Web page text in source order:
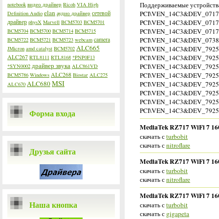
notebook видео драйвер Ricoh VIA High
Definition Audio elan аудио драйвер сетевой
драйвер physX Marvell BCM5703 BCM5701
BCM5704 BCM5700 BCM5714 BCM5715
BCM5722 BCM5721 BCM5723 webcam camera
JMicron amd catalyst BCM5702 ALC665
ALC267 RTL8111 RTL8168 *PNP0F13
*SYN0002 драйвер звука ALC861VD
BCM5786 Windows ALC268 Biostar ALC275
ALC670 ALC680MSI
Форма входа
Друзья сайта
Наша кнопка
Поддерживаемые
MediaTek RZ717 WiFi 7
скачать сturbobit
скачать сnitroflare
MediaTek RZ717 WiFi 7
скачать сturbobit
скачать сnitroflare
MediaTek RZ717 WiFi 7
скачать сturbobit
скачать с gigapeta